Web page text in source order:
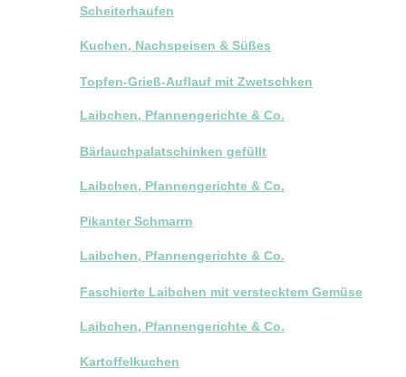
Scheiterhaufen
Kuchen, Nachspeisen & Süßes
Topfen-Grieß-Auflauf mit Zwetschken
Laibchen, Pfannengerichte & Co.
Bärlauchpalatschinken gefüllt
Laibchen, Pfannengerichte & Co.
Pikanter Schmarrn
Laibchen, Pfannengerichte & Co.
Faschierte Laibchen mit verstecktem Gemüse
Laibchen, Pfannengerichte & Co.
Kartoffelkuchen